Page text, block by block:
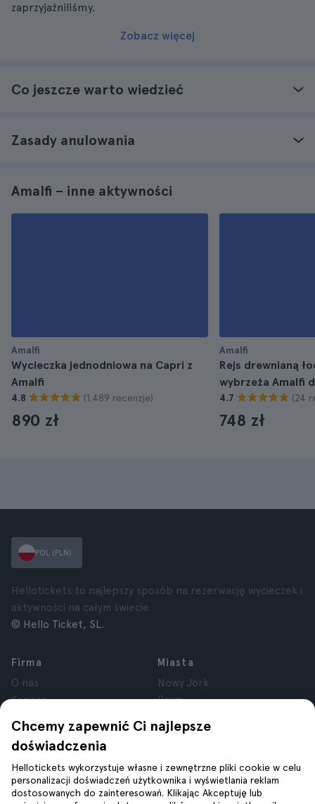
zaprzyjaźniliśmy.
Zobacz więcej
Co jeszcze warto wiedzieć
Zasady anulowania
Amalfi – inne aktywności
Amalfi
Wycieczka jednodniowa na Capri z
Amalfi
4.8 (1.489 recenzje)
890 zł
Amalfi
Rejs drewnianą
wybrzeża Amalfi
4.7 (24
748 zł
Chcemy zapewnić Ci najlepsze
doświadczenia
Hellotickets wykorzystuje własne i zewnętrzne pliki cookie w celu
personalizacji doświadczeń użytkownika i wyświetlania reklam
dostosowanych do zainteresowań. Klikając Akceptuję lub
POL (PLN)
Hellotickets to najlepszy sposób na rezerwację wycieczek i
aktywności na całym świecie.
© Hello Ticket, SL.
Firma
O nas
Kariera
Recenzje
Prywatność
Regulamin
Informacje prawne
Pliki cookie
Miasta
Nowy Jork
Rzym
Londyn
Kraków
Tenerife